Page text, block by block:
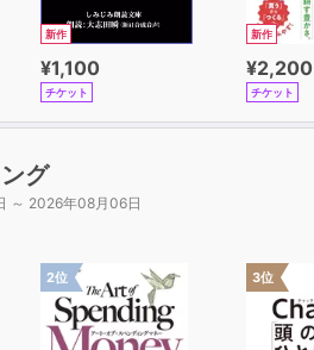
きが仏事をなす――
ぶり――真の自由への道とは――
だ今の救い――
と のぞいてみませんか――
ず
のこと――
――笑い話ではありません――
が咲くのです――
新作
¥1,100
チケット
新作
¥2,200
チケット
グ
～ 2026年08月06日
2位 3位